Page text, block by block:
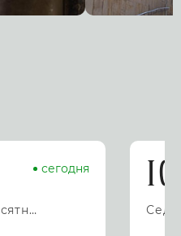
сегодня
Неделя 10-я по Пятидесятнице
10